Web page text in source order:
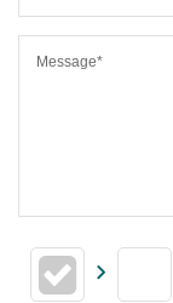
Message*